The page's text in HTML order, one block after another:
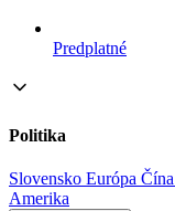
Predplatné
Politika
Slovensko Európa Čína
Amerika